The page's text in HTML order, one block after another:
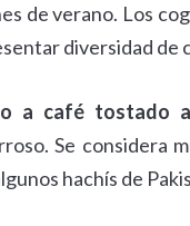
de verano. Los
diversidad de
a café tostado
Se considera
hachís de